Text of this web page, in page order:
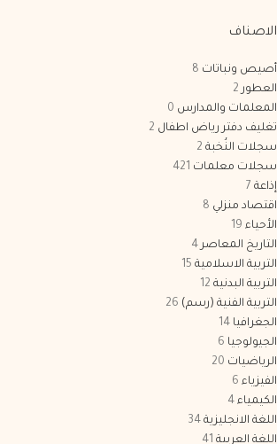
الاصناف
أصيص ونباتات 8
العطور 2
المعلمات والمدارس 0
تغليف دفتر رياض اطفال 2
سجلات النُخبة 2
سجلات معلمات 421
إذاعة 7
اقتصاد منزلي 8
الأحياء 19
التاريخ المعاصر 4
التربية الاسلامية 15
التربية البدنية 12
التربية الفنية (رسم) 26
الجغرافيا 14
الجيولوجيا 6
الرياضيات 20
الفيزياء 6
الكيمياء 4
اللغة الانجليزية 34
اللغة العربية 41